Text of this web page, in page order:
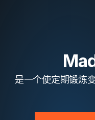
是一个使定期锻炼